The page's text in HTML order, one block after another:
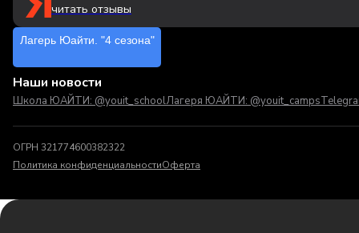
читать отзывы
Лагерь Юайти. "4 сезона"
Наши новости
Школа ЮАЙТИ: @youit_schoolЛагеря ЮАЙТИ: @youit_camps
ОГРН 321774600382322
Политика конфиденциальностиОферта